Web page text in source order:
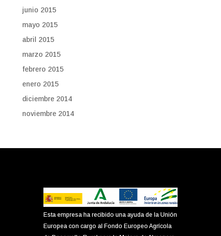
junio 2015
mayo 2015
abril 2015
marzo 2015
febrero 2015
enero 2015
diciembre 2014
noviembre 2014
Esta empresa ha recibido una ayuda de la Unión
Europea con cargo al Fondo Europeo Agrícola